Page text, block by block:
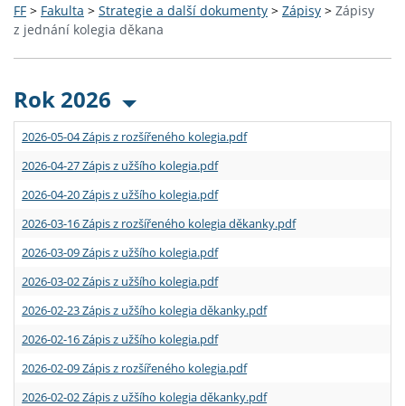
FF > Fakulta > Strategie a další dokumenty > Zápisy > Zápisy
z jednání kolegia děkana
Rok 2026
2026-05-04 Zápis z rozšířeného kolegia.pdf
2026-04-27 Zápis z užšího kolegia.pdf
2026-04-20 Zápis z užšího kolegia.pdf
2026-03-16 Zápis z rozšířeného kolegia děkanky.pdf
2026-03-09 Zápis z užšího kolegia.pdf
2026-03-02 Zápis z užšího kolegia.pdf
2026-02-23 Zápis z užšího kolegia děkanky.pdf
2026-02-16 Zápis z užšího kolegia.pdf
2026-02-09 Zápis z rozšířeného kolegia.pdf
2026-02-02 Zápis z užšího kolegia děkanky.pdf